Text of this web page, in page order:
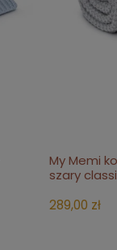
My Memi
szary
289,00 zł